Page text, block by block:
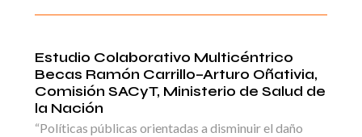
Estudio Colaborativo Multicéntrico
Becas Ramón Carrillo–Arturo Oñativia,
Comisión SACyT, Ministerio de Salud de
la Nación
“Políticas públicas orientadas a disminuir el daño